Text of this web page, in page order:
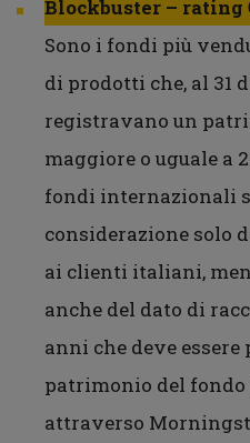
Blockbuster –
Sono i fondi più
di prodotti che, al 31
registravano un
maggiore o uguale a
fondi internazionali
considerazione solo
ai clienti italiani,
anche del dato di
anni che deve essere
patrimonio del
attraverso